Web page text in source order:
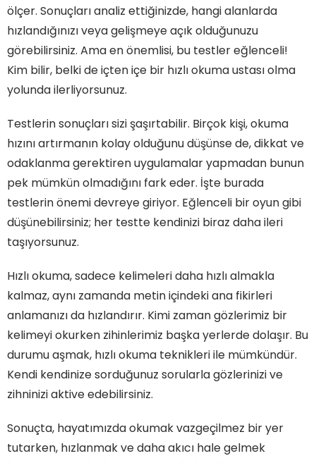
ölçer. Sonuçları analiz ettiğinizde, hangi alanlarda
hızlandığınızı veya gelişmeye açık olduğunuzu
görebilirsiniz. Ama en önemlisi, bu testler eğlenceli!
Kim bilir, belki de içten içe bir hızlı okuma ustası olma
yolunda ilerliyorsunuz.
Testlerin sonuçları sizi şaşırtabilir. Birçok kişi, okuma
hızını artırmanın kolay olduğunu düşünse de, dikkat ve
odaklanma gerektiren uygulamalar yapmadan bunun
pek mümkün olmadığını fark eder. İşte burada
testlerin önemi devreye giriyor. Eğlenceli bir oyun gibi
düşünebilirsiniz; her testte kendinizi biraz daha ileri
taşıyorsunuz.
Hızlı okuma, sadece kelimeleri daha hızlı almakla
kalmaz, aynı zamanda metin içindeki ana fikirleri
anlamanızı da hızlandırır. Kimi zaman gözlerimiz bir
kelimeyi okurken zihinlerimiz başka yerlerde dolaşır. Bu
durumu aşmak, hızlı okuma teknikleri ile mümkündür.
Kendi kendinize sorduğunuz sorularla gözlerinizi ve
zihninizi aktive edebilirsiniz.
Sonuçta, hayatımızda okumak vazgeçilmez bir yer
tutarken, hızlanmak ve daha akıcı hale gelmek